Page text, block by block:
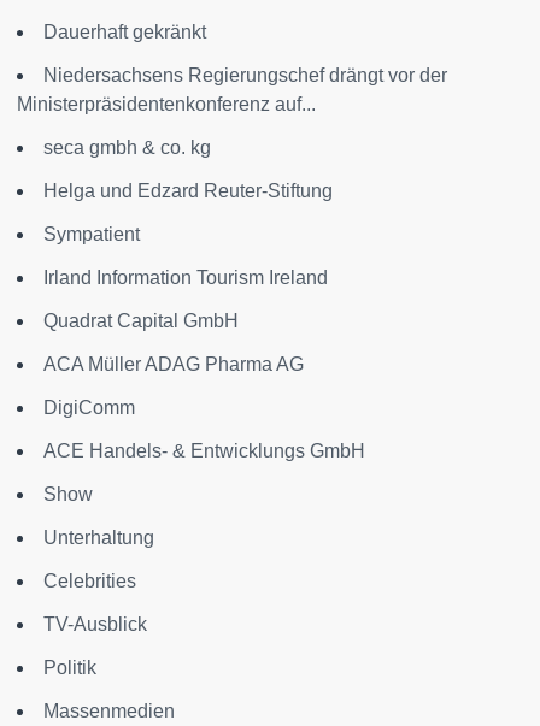
Dauerhaft gekränkt
Niedersachsens Regierungschef drängt vor der
Ministerpräsidentenkonferenz auf...
seca gmbh & co. kg
Helga und Edzard Reuter-Stiftung
Sympatient
Irland Information Tourism Ireland
Quadrat Capital GmbH
ACA Müller ADAG Pharma AG
DigiComm
ACE Handels- & Entwicklungs GmbH
Show
Unterhaltung
Celebrities
TV-Ausblick
Politik
Massenmedien